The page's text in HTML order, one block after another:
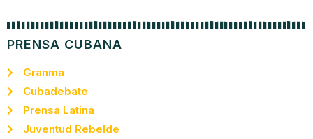
PRENSA CUBANA
Granma
Cubadebate
Prensa Latina
Juventud Rebelde